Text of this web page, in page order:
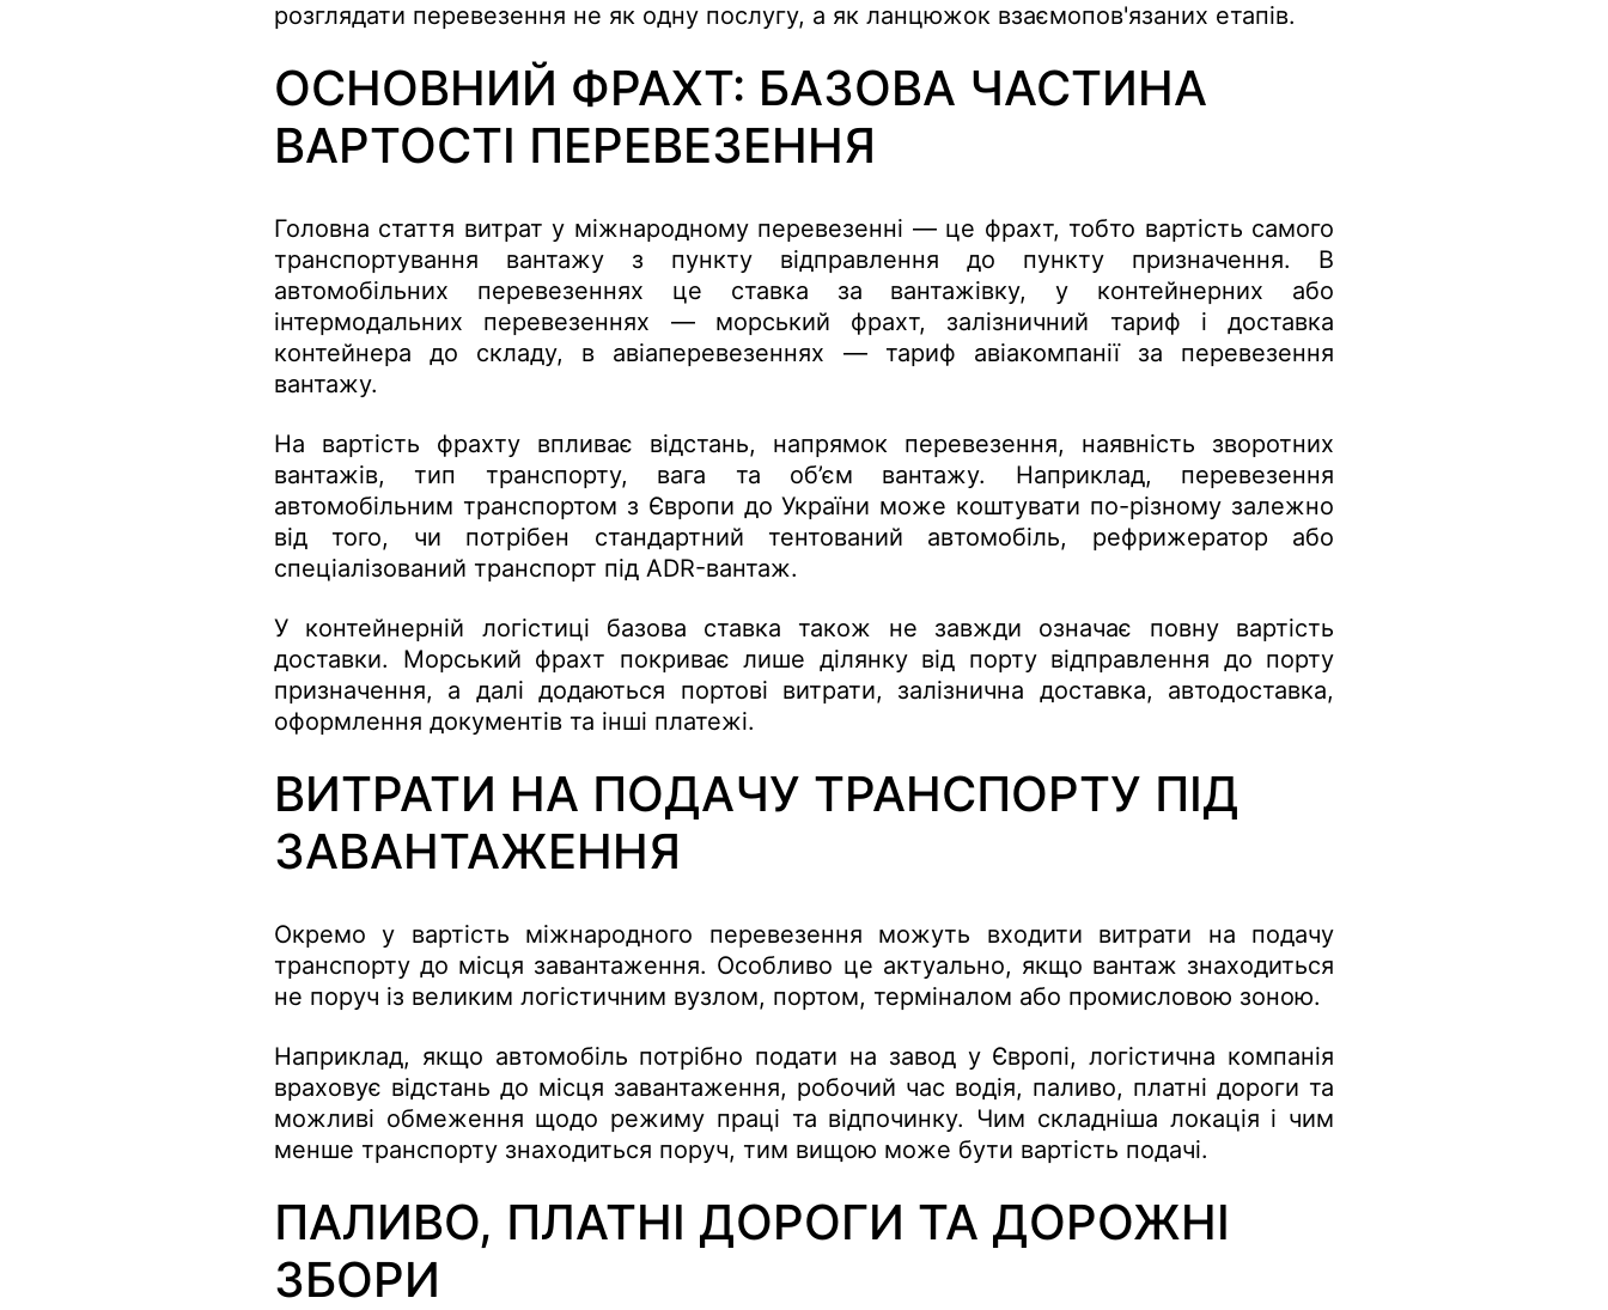
розглядати перевезення не як одну послугу, а як ланцюжок взаємопов'язаних етапів.
ОСНОВНИЙ ФРАХТ: БАЗОВА ЧАСТИНА
ВАРТОСТІ ПЕРЕВЕЗЕННЯ
Головна стаття витрат у міжнародному перевезенні — це фрахт, тобто вартість самого
транспортування вантажу з пункту відправлення до пункту призначення. В
автомобільних перевезеннях це ставка за вантажівку, у контейнерних або
інтермодальних перевезеннях — морський фрахт, залізничний тариф і доставка
контейнера до складу, в авіаперевезеннях — тариф авіакомпанії за перевезення
вантажу.
На вартість фрахту впливає відстань, напрямок перевезення, наявність зворотних
вантажів, тип транспорту, вага та об’єм вантажу. Наприклад, перевезення
автомобільним транспортом з Європи до України може коштувати по-різному залежно
від того, чи потрібен стандартний тентований автомобіль, рефрижератор або
спеціалізований транспорт під ADR-вантаж.
У контейнерній логістиці базова ставка також не завжди означає повну вартість
доставки. Морський фрахт покриває лише ділянку від порту відправлення до порту
призначення, а далі додаються портові витрати, залізнична доставка, автодоставка,
оформлення документів та інші платежі.
ВИТРАТИ НА ПОДАЧУ ТРАНСПОРТУ ПІД
ЗАВАНТАЖЕННЯ
Окремо у вартість міжнародного перевезення можуть входити витрати на подачу
транспорту до місця завантаження. Особливо це актуально, якщо вантаж знаходиться
не поруч із великим логістичним вузлом, портом, терміналом або промисловою зоною.
Наприклад, якщо автомобіль потрібно подати на завод у Європі, логістична компанія
враховує відстань до місця завантаження, робочий час водія, паливо, платні дороги та
можливі обмеження щодо режиму праці та відпочинку. Чим складніша локація і чим
менше транспорту знаходиться поруч, тим вищою може бути вартість подачі.
ПАЛИВО, ПЛАТНІ ДОРОГИ ТА ДОРОЖНІ
ЗБОРИ